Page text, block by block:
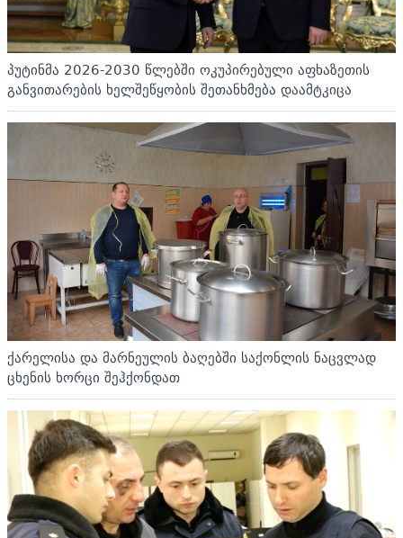
პუტინმა 2026-2030 წლებში ოკუპირებული აფხაზეთის
განვითარების ხელშეწყობის შეთანხმება დაამტკიცა
ქარელისა და მარნეულის ბაღებში საქონლის ნაცვლად
ცხენის ხორცი შეჰქონდათ